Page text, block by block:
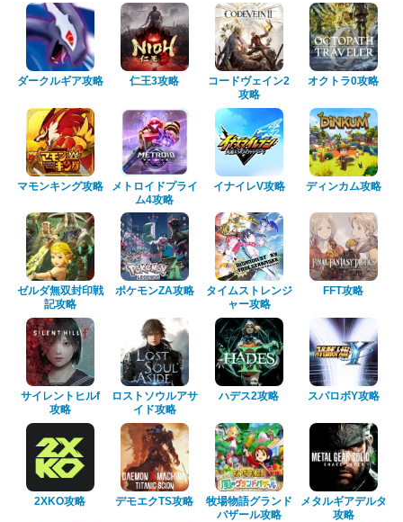
ダークルギア攻略 仁王3攻略
コードヴェイン2
攻略
オクトラ0攻略
マモンキング攻略
メトロイドプライ
ム4攻略
イナイレV攻略 ディンカム攻略
ゼルダ無双封印戦
記攻略
ポケモンZA攻略
タイムストレンジ
ャー攻略
FFT攻略
サイレントヒルf
攻略
ロストソウルアサ
イド攻略
ハデス2攻略 スパロボY攻略
2XKO攻略 デモエクTS攻略
牧場物語グランド
バザール攻略
メタルギアデルタ
攻略